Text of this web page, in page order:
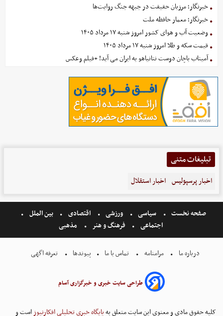
خبرنگار؛ مرزبان حقیقت در جبهه جنگ روایت‌ها
خبرنگار؛ معمار حافظه ملت
وضعیت آب و هوای کشور امروز شنبه ۱۷ مرداد ۱۴۰۵
قیمت سکه و طلا امروز شنبه ۱۷ مرداد ۱۴۰۵
آمیتاب باچان دوست نتانیاهو به ایران می آید! +فیلم وعکس
تبلیغات متنی
اخبار پرسپولیس اخبار استقلال
صفحه نخست سیاسی ورزشی اقتصادی
بین الملل
اجتماعی
فرهنگ و هنر مذهبی
درباره ما مرامنامه تماس با ما پیوندها تعرفه اگهی
طراحی سایت خبری و خبرگزاری آسام
کلیه حقوق مادی و معنوی این سایت متعلق بهپایگاه خبری تحلیلی افکارنیوزاست و